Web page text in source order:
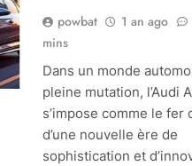
powbat 1 an ago
mins
Dans un monde
pleine mutation, l’Audi
s’impose comme le fer
d’une nouvelle ère de
sophistication et